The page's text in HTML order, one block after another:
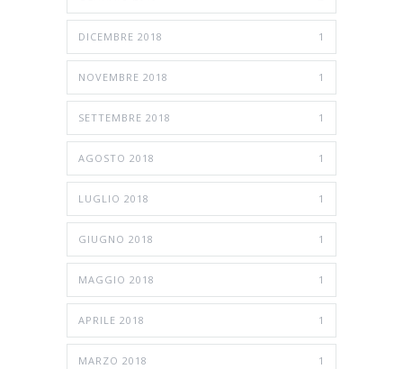
DICEMBRE 2018 1
NOVEMBRE 2018 1
SETTEMBRE 2018 1
AGOSTO 2018 1
LUGLIO 2018 1
GIUGNO 2018 1
MAGGIO 2018 1
APRILE 2018 1
MARZO 2018 1